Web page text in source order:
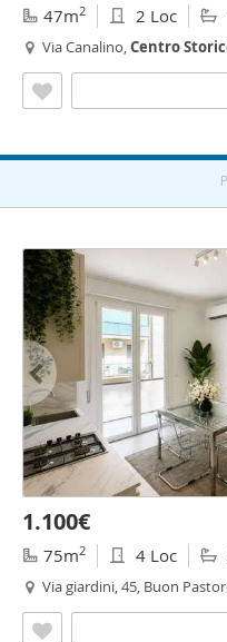
47m2 2 Loc
Via Canalino,Centro
1.100€
75m2 4 Loc
Via giardini, 45, Buon